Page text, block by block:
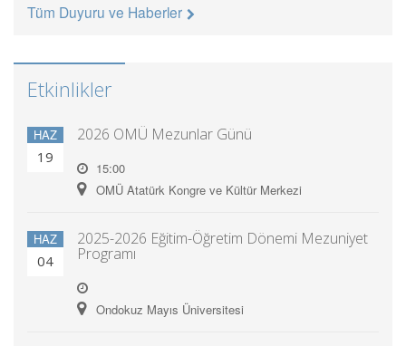
Tüm Duyuru ve Haberler
Etkinlikler
HAZ
19
2026 OMÜ Mezunlar Günü
15:00
OMÜ Atatürk Kongre ve Kültür Merkezi
HAZ
04
2025-2026 Eğitim-Öğretim Dönemi Mezuniyet
Programı
Ondokuz Mayıs Üniversitesi